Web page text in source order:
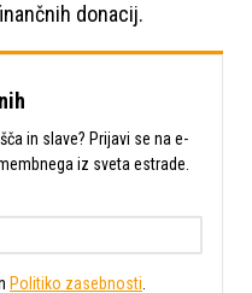
donacij.
in slave? Prijavi se na e-
iz sveta estrade.
Politiko zasebnosti